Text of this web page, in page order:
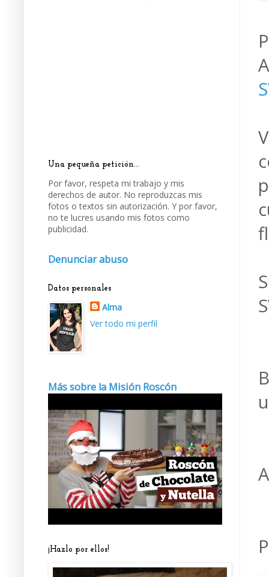
Una pequeña petición...
Por favor, respeta mi trabajo y mis
derechos de autor. No reproduzcas mis
fotos o textos sin autorización. Y por favor,
no te lucres usando mis fotos como
publicidad.
Denunciar abuso
Datos personales
Alma
Ver todo mi perfil
Más sobre la Misión Roscón
¡Hazlo por ellos!